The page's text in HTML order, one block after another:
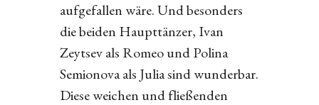
aufgefallen wäre. Und besonders
die beiden Haupttänzer, Ivan
Zeytsev als Romeo und Polina
Semionova als Julia sind wunderbar.
Diese weichen und fließenden